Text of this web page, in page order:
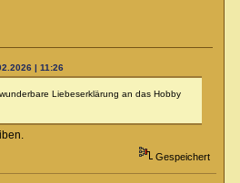
| 11:26
Liebeserklärung an das Hobby
Gespeichert